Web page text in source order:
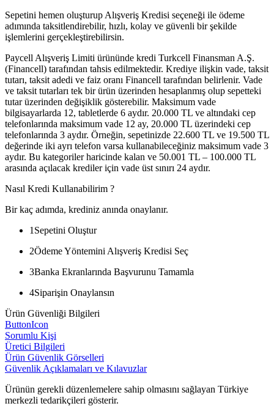
Sepetini hemen oluşturup Alışveriş Kredisi seçeneği ile ödeme
adımında taksitlendirebilir, hızlı, kolay ve güvenli bir şekilde
işlemlerini gerçekleştirebilirsin.
Paycell Alışveriş Limiti ürününde kredi Turkcell Finansman A.Ş.
(Financell) tarafından tahsis edilmektedir. Krediye ilişkin vade, taksit
tutarı, taksit adedi ve faiz oranı Financell tarafından belirlenir. Vade
ve taksit tutarları tek bir ürün üzerinden hesaplanmış olup sepetteki
tutar üzerinden değişiklik gösterebilir. Maksimum vade
bilgisayarlarda 12, tabletlerde 6 aydır. 20.000 TL ve altındaki cep
telefonlarında maksimum vade 12 ay, 20.000 TL üzerindeki cep
telefonlarında 3 aydır. Örneğin, sepetinizde 22.600 TL ve 19.500 TL
değerinde iki ayrı telefon varsa kullanabileceğiniz maksimum vade 3
aydır. Bu kategoriler haricinde kalan ve 50.001 TL – 100.000 TL
arasında açılacak krediler için vade üst sınırı 24 aydır.
Nasıl Kredi Kullanabilirim ?
Bir kaç adımda, krediniz anında onaylanır.
1 Sepetini Oluştur
2Ödeme Yöntemini Alışveriş Kredisi Seç
3Banka Ekranlarında Başvurunu Tamamla
4Siparişin Onaylansın
Ürün Güvenliği Bilgileri
ButtonIcon
Sorumlu Kişi
Üretici Bilgileri
Ürün Güvenlik Görselleri
Güvenlik Açıklamaları ve Kılavuzlar
Ürünün gerekli düzenlemelere sahip olmasını sağlayan Türkiye
merkezli tedarikçileri gösterir.